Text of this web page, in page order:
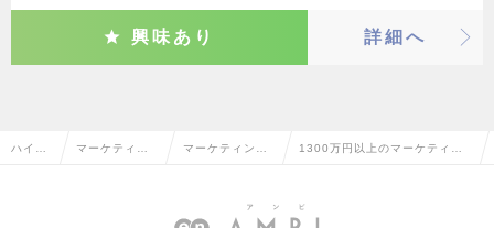
興味あり 詳細へ
ハイク マーケティン マーケティング
bプランナー
1300万円以上のマーケティン
の転職・求人情報一覧